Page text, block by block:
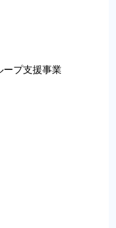
ープ支援事業